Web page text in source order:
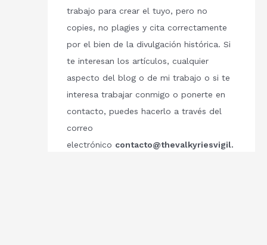
trabajo para crear el tuyo, pero no
copies, no plagies y cita correctamente
por el bien de la divulgación histórica. Si
te interesan los artículos, cualquier
aspecto del blog o de mi trabajo o si te
interesa trabajar conmigo o ponerte en
contacto, puedes hacerlo a través del
correo
electrónico contacto@thevalkyriesvigil.